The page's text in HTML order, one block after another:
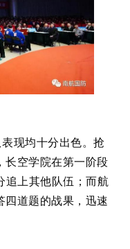
现均十分出色。抢
长空学院在第一阶段
追上其他队伍；而航
四道题的战果，迅速